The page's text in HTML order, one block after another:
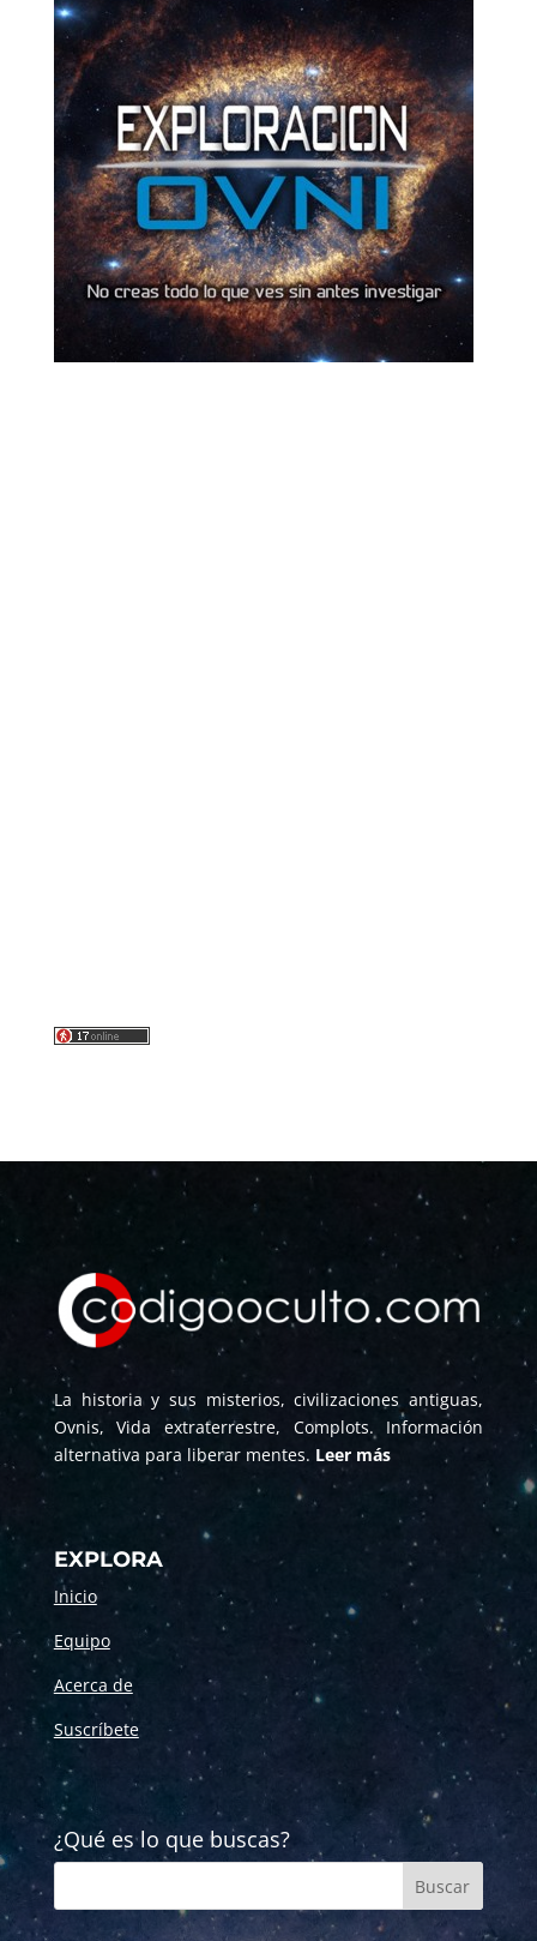
La historia y sus misterios, civilizaciones antiguas,
Ovnis, Vida extraterrestre, Complots. Información
alternativa para liberar mentes. Leer más
EXPLORA
Inicio
Equipo
Acerca de
Suscríbete
¿Qué es lo que buscas?